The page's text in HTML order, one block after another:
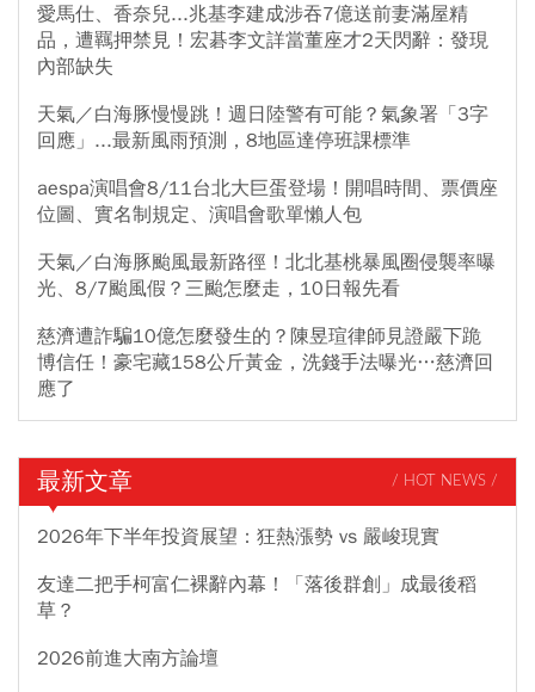
愛馬仕、香奈兒...兆基李建成涉吞7億送前妻滿屋精
品，遭羈押禁見！宏碁李文詳當董座才2天閃辭：發現
內部缺失
天氣／白海豚慢慢跳！週日陸警有可能？氣象署「3字
回應」...最新風雨預測，8地區達停班課標準
aespa演唱會8/11台北大巨蛋登場！開唱時間、票價座
位圖、實名制規定、演唱會歌單懶人包
天氣／白海豚颱風最新路徑！北北基桃暴風圈侵襲率曝
光、8/7颱風假？三颱怎麼走，10日報先看
慈濟遭詐騙10億怎麼發生的？陳昱瑄律師見證嚴下跪
博信任！豪宅藏158公斤黃金，洗錢手法曝光…慈濟回
應了
最新文章 / HOT NEWS /
2026年下半年投資展望：狂熱漲勢 vs 嚴峻現實
友達二把手柯富仁裸辭內幕！「落後群創」成最後稻
草？
2026前進大南方論壇